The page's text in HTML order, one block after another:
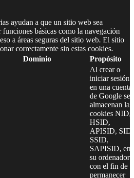
ayudan a que un sitio web sea
básicas como la navegación
a áreas seguras del sitio web. El sitio
correctamente sin estas cookies.
Dominio Propósito
Al crear o
iniciar sesión
en una cuenta
de Google se
almacenan las
cookies NID,
HSID,
APISID, SID,
SSID,
SAPISID, en
su ordenador
con el fin de
permanecer